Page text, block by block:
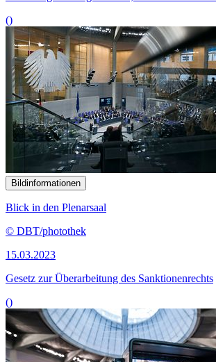
()
Bildinformationen
Blick in den Plenarsaal
© DBT/photothek
15.03.2023
Gesetz zur Überarbeitung des Sanktionenrechts
()